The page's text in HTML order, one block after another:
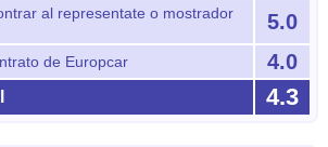
al representate o mostrador
5.0
de Europcar 4.0
4.3